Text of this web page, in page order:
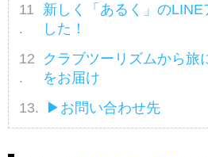
新しく「あるく」のLINE
した！
クラブツーリズムから旅
をお届け
▶お問い合わせ先